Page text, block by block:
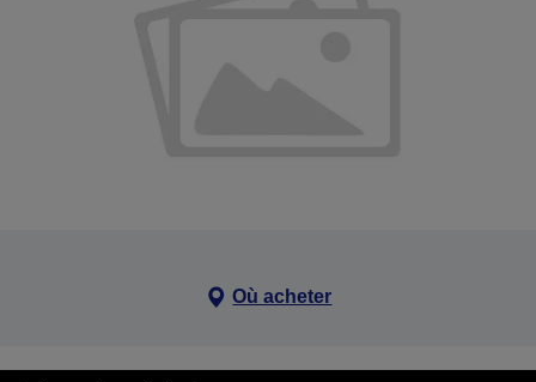
Où acheter